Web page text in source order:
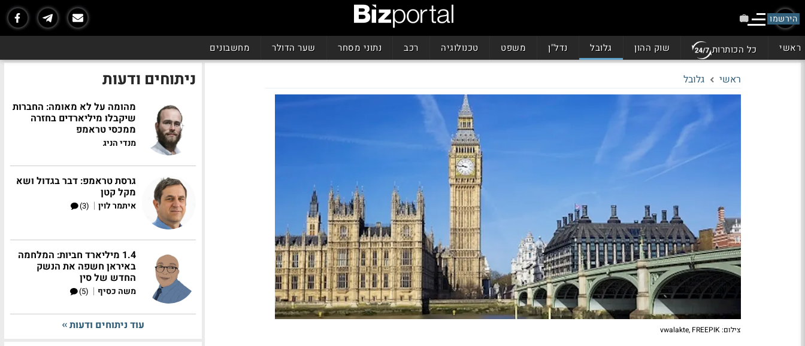
הירשמו
ראשי כל הכותרות שוק ההון גלובל נדל"ן משפט טכנולוגיה רכב נתוני מסחר שער הדולר מחשבונים
ראשי גלובל
צילום: vwalakte, FREEPIK
ניתוחים ודעות
מהומה על לא מאומה: החברות
שיקבלו מיליארדים בחזרה
ממכסי טראמפ
מנדי הניג
גרסת טראמפ: דבר בגדול ושא
מקל קטן
איתמר לוין |
(3)
1.4 מיליארד חביות: המלחמה
באיראן חשפה את הנשק
החדש של סין
משה כסיף |
(5)
עוד ניתוחים ודעות